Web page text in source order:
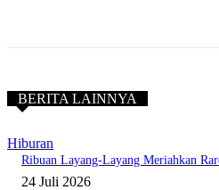
BERITA LAINNYA
Hiburan
Ribuan Layang-Layang Meriahkan
24 Juli 2026